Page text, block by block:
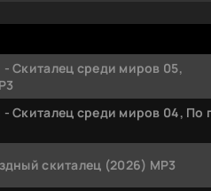
Скиталец среди миров 05,
Скиталец среди миров 04, По
скиталец (2026) MP3